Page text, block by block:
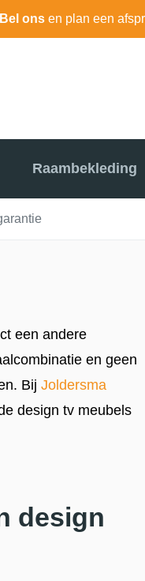
Bel onsen plan een
Raambekleding
een andere
en geen
Bij Joldersma
design tv meubels
design